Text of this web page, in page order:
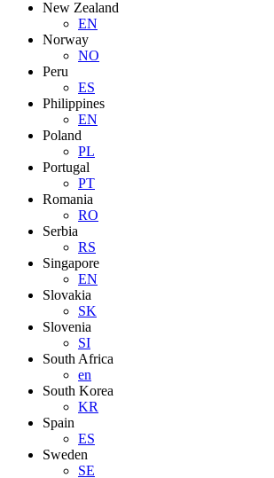
New Zealand
EN
Norway
NO
Peru
ES
Philippines
EN
Poland
PL
Portugal
PT
Romania
RO
Serbia
RS
Singapore
EN
Slovakia
SK
Slovenia
SI
South Africa
en
South Korea
KR
Spain
ES
Sweden
SE